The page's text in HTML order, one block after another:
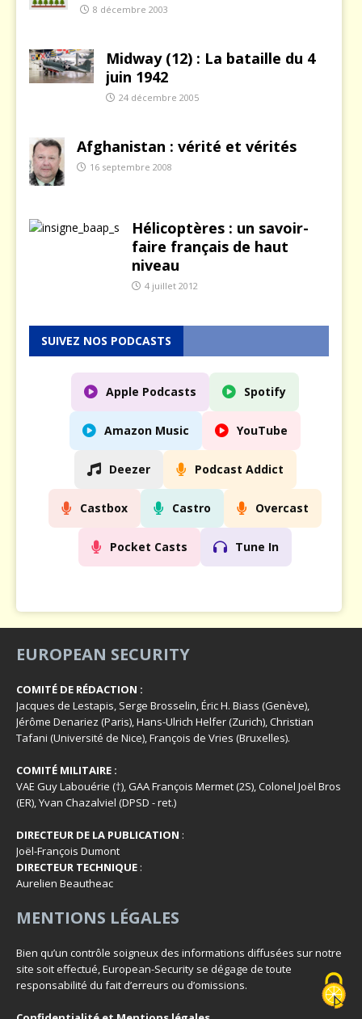
8 décembre 2003
Midway (12) : La bataille du 4
juin 1942
24 décembre 2005
Afghanistan : vérité et vérités
16 septembre 2008
Hélicoptères : un savoir-
faire français de haut
niveau
4 juillet 2012
SUIVEZ NOS PODCASTS
Apple Podcasts Spotify
Amazon Music YouTube
Deezer Podcast Addict
Castbox Castro Overcast
Pocket Casts Tune In
EUROPEAN SECURITY
COMITÉ DE RÉDACTION :
Jacques de Lestapis, Serge Brosselin, Éric H. Biass (Genève),
Jérôme Denariez (Paris), Hans-Ulrich Helfer (Zurich), Christian
Tafani (Université de Nice), François de Vries (Bruxelles).
COMITÉ MILITAIRE :
VAE Guy Labouérie (†), GAA François Mermet (2S), Colonel Joël Bros
(ER), Yvan Chazalviel (DPSD - ret.)
DIRECTEUR DE LA PUBLICATION :
Joël-François Dumont
DIRECTEUR TECHNIQUE :
Aurelien Beautheac
MENTIONS LÉGALES
Bien qu’un contrôle soigneux des informations diffusées sur notre
site soit effectué, European-Security se dégage de toute
responsabilité du fait d’erreurs ou d’omissions.